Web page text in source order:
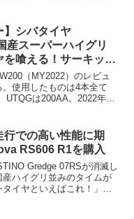
管理人の方とも親しいのだ
走ったこ...
】シバタイヤ
産スーパーハイグリ
を喰える！サーキット
イコスパアジアンタ
（MY2022）のレビュ
。使用したものは4本全て
UTQGは200AA。2022年9
量は1本あた...
行での高い性能に期
RS606 R1を購入
Gredge 07RSが消滅し
産ハイグリ並みのタイムが
イヤといえばこれ！」み